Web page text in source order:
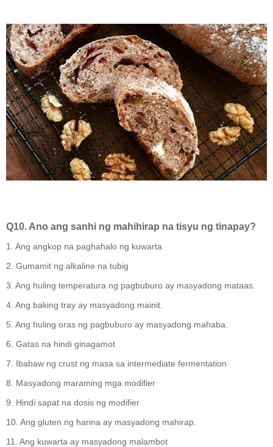
Q10. Ano ang sanhi ng mahihirap na tisyu ng tinapay?
1. Ang angkop na paghahalo ng kuwarta
2. Gumamit ng alkaline na tubig
3. Ang huling temperatura ng pagbuburo ay masyadong mataas.
4. Ang baking tray ay masyadong mainit.
5. Ang huling oras ng pagbuburo ay masyadong mahaba.
6. Gatas na hindi ginagamot
7. Ibabaw ng crust ng masa sa intermediate fermentation
8. Masyadong maraming mga modifier
9. Hindi sapat na dosis ng modifier
10. Ang gluten ng harina ay masyadong mahirap.
11. Ang kuwarta ay masyadong malambot